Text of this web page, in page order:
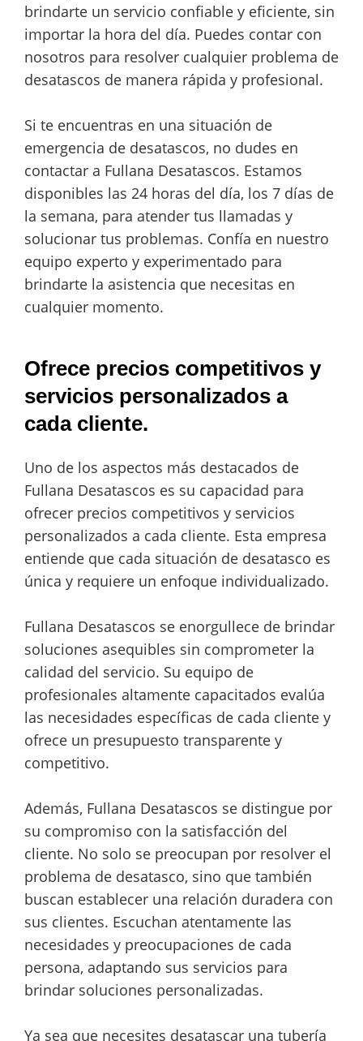
brindarte un servicio confiable y eficiente, sin
importar la hora del día. Puedes contar con
nosotros para resolver cualquier problema de
desatascos de manera rápida y profesional.
Si te encuentras en una situación de
emergencia de desatascos, no dudes en
contactar a Fullana Desatascos. Estamos
disponibles las 24 horas del día, los 7 días de
la semana, para atender tus llamadas y
solucionar tus problemas. Confía en nuestro
equipo experto y experimentado para
brindarte la asistencia que necesitas en
cualquier momento.
Ofrece precios competitivos y
servicios personalizados a
cada cliente.
Uno de los aspectos más destacados de
Fullana Desatascos es su capacidad para
ofrecer precios competitivos y servicios
personalizados a cada cliente. Esta empresa
entiende que cada situación de desatasco es
única y requiere un enfoque individualizado.
Fullana Desatascos se enorgullece de brindar
soluciones asequibles sin comprometer la
calidad del servicio. Su equipo de
profesionales altamente capacitados evalúa
las necesidades específicas de cada cliente y
ofrece un presupuesto transparente y
competitivo.
Además, Fullana Desatascos se distingue por
su compromiso con la satisfacción del
cliente. No solo se preocupan por resolver el
problema de desatasco, sino que también
buscan establecer una relación duradera con
sus clientes. Escuchan atentamente las
necesidades y preocupaciones de cada
persona, adaptando sus servicios para
brindar soluciones personalizadas.
Ya sea que necesites desatascar una tubería